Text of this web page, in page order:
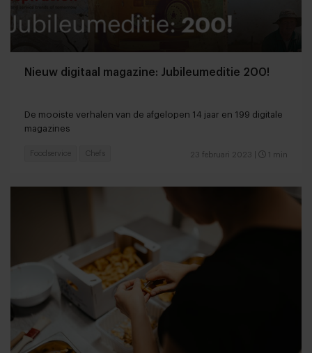
Nieuw digitaal magazine: Jubileumeditie 200!
De mooiste verhalen van de afgelopen 14 jaar en 199 digitale
magazines
23 februari 2023 1 min
Foodservice Chefs